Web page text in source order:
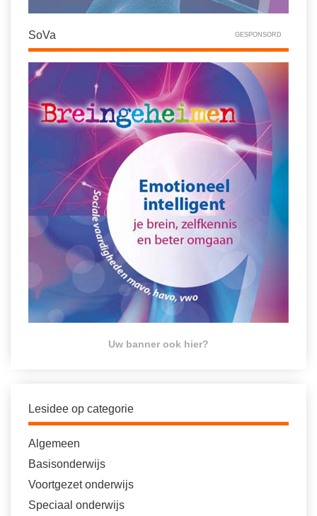
SoVa GESPONSORD
Uw banner ook hier?
Lesidee op categorie
Algemeen
Basisonderwijs
Voortgezet onderwijs
Speciaal onderwijs